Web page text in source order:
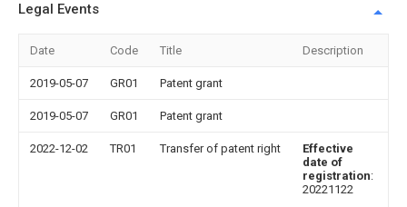
Legal Events
Date Code Title Description
2019-05-07 GR01 Patent grant
2019-05-07 GR01 Patent grant
2022-12-02 TR01 Transfer of patent right
Effective
date of
registration:
20221122